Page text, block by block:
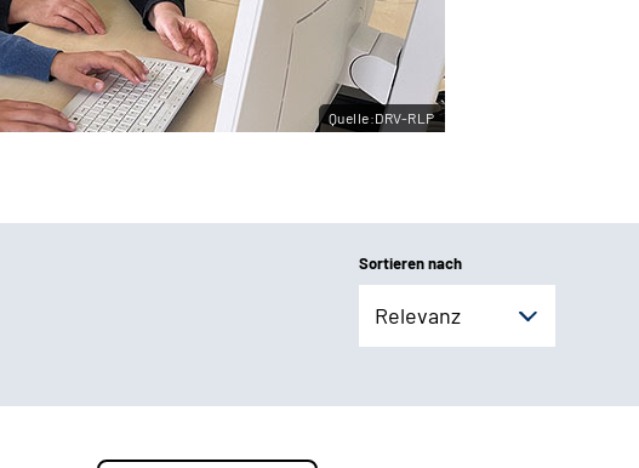
Quelle:DRV-RLP
Sortieren nach
Relevanz